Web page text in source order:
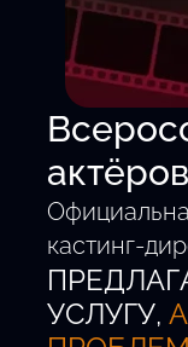
актёров
кастинг-
Удобный поиск.
Проверенные
УСЛУГУ,